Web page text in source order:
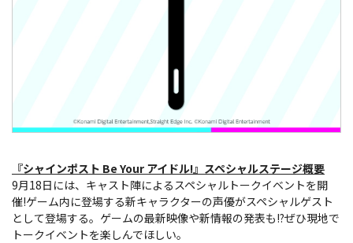
『シャインポスト Be Your アイドル!』スペシャルステージ概要
9月18日には、キャスト陣によるスペシャルトークイベントを開
催!ゲーム内に登場する新キャラクターの声優がスペシャルゲスト
として登場する。ゲームの最新映像や新情報の発表も!?ぜひ現地で
トークイベントを楽しんでほしい。